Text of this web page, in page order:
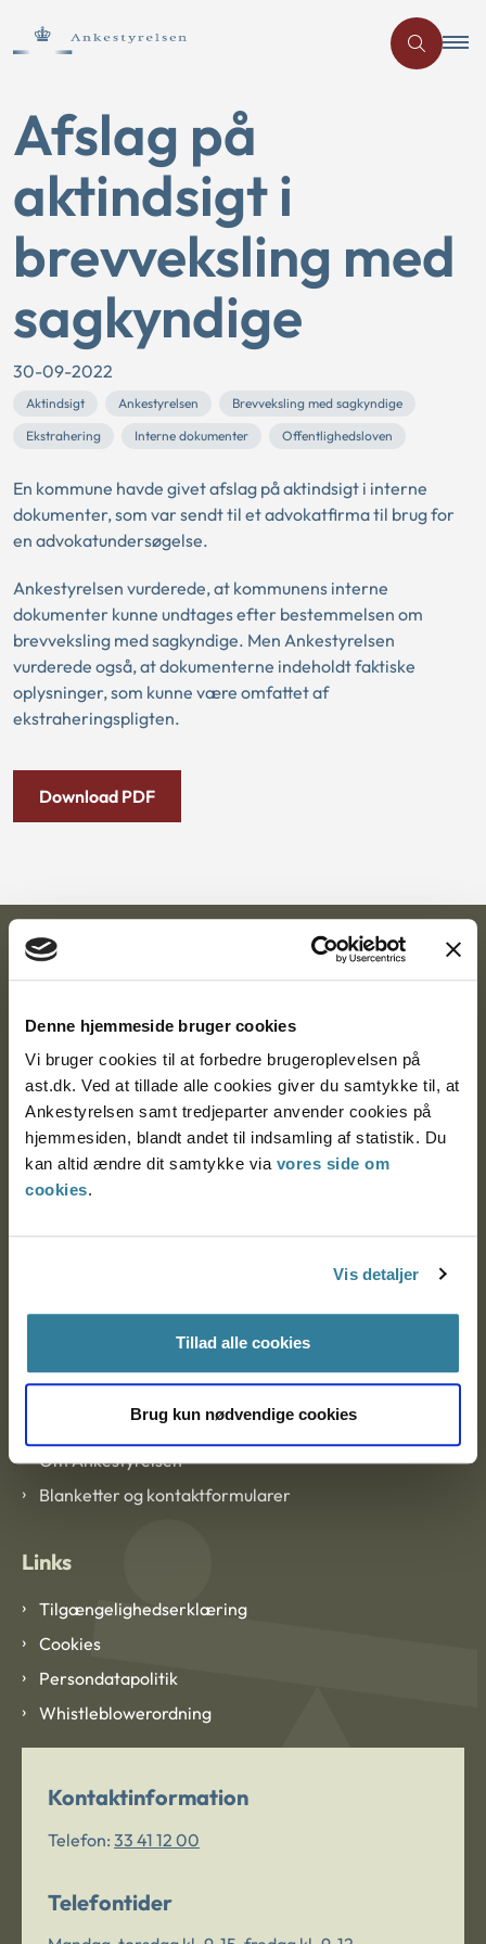
Denne hjemmeside bruger cookies
Vi bruger cookies til at forbedre brugeroplevelsen på
ast.dk. Ved at tillade alle cookies giver du samtykke til, at
Ankestyrelsen samt tredjeparter anvender cookies på
hjemmesiden, blandt andet til indsamling af statistik. Du
kan altid ændre dit samtykke via vores side om
cookies.
Vis detaljer
Tillad alle cookies
Brug kun nødvendige cookies
Afslag på
aktindsigt i
brevveksling med
sagkyndige
30-09-2022
Aktindsigt Ankestyrelsen
Brevveksling med sagkyndige
Ekstrahering
Interne dokumenter Offentlighedsloven
En kommune havde givet afslag på aktindsigt i interne
dokumenter, som var sendt til et advokatfirma til brug for
en advokatundersøgelse.
Ankestyrelsen vurderede, at kommunens interne
dokumenter kunne undtages efter bestemmelsen om
brevveksling med sagkyndige. Men Ankestyrelsen
vurderede også, at dokumenterne indeholdt faktiske
oplysninger, som kunne være omfattet af
ekstraheringspligten.
Download PDF
Ankestyrelsen
9000 Aalborg
Ankestyrelsen Aalborg
Om Ankestyrelsen
Om Ankestyrelsen
Blanketter og kontaktformularer
Links
Tilgængelighedserklæring
Cookies
Persondatapolitik
Whistleblowerordning
Kontaktinformation
Telefon: 33 41 12 00
Telefontider